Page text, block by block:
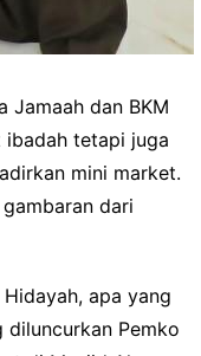
Jamaah dan BKM
ibadah tetapi juga
mini market.
dari
apa yang
diluncurkan Pemko